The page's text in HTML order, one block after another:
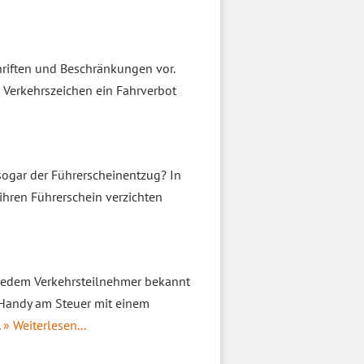
und Beschränkungen vor.
ein Fahrverbot
der Führerscheinentzug? In
Führerschein verzichten
Verkehrsteilnehmer bekannt
am Steuer mit einem
» Weiterlesen...